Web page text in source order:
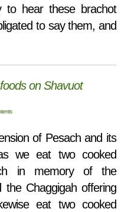
to hear these brachot
to say them, and
on Shavuot
of Pesach and its
we eat two cooked
in memory of the
the Chaggigah offering
eat two cooked